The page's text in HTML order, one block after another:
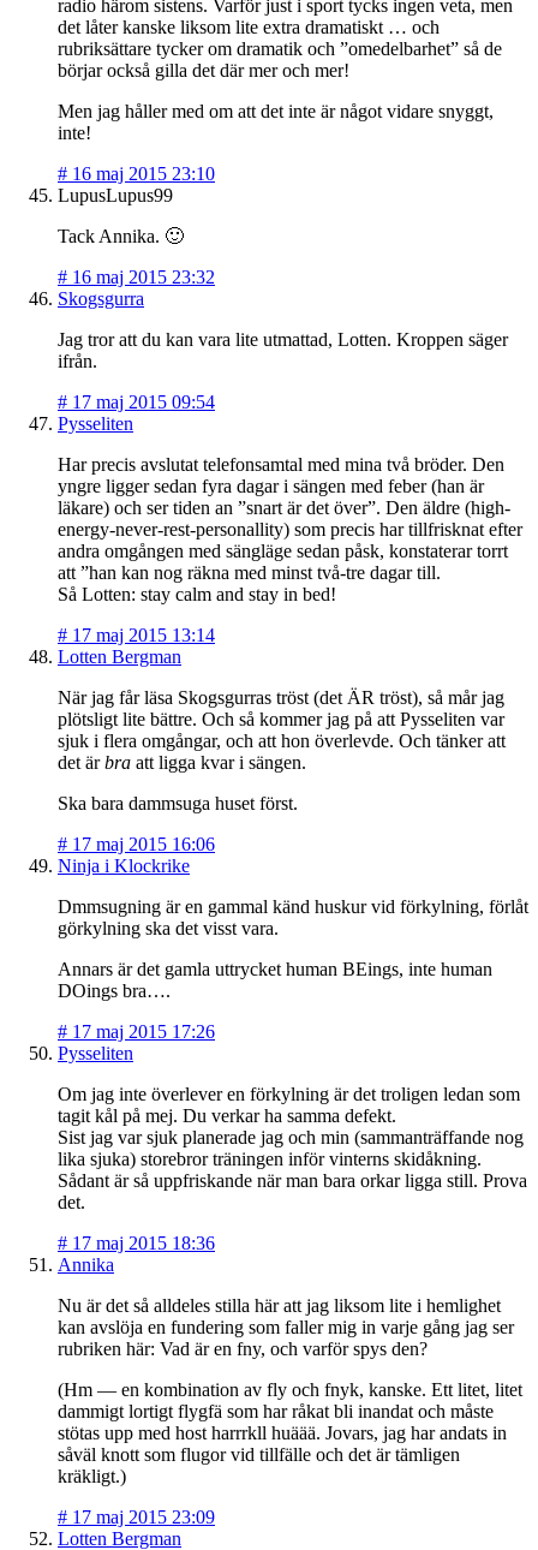
radio härom sistens. Varför just i sport tycks ingen veta, men
det låter kanske liksom lite extra dramatiskt … och
rubriksättare tycker om dramatik och ”omedelbarhet” så de
börjar också gilla det där mer och mer!
Men jag håller med om att det inte är något vidare snyggt,
inte!
# 16 maj 2015 23:10
LupusLupus99
Tack Annika. 🙂
# 16 maj 2015 23:32
Skogsgurra
Jag tror att du kan vara lite utmattad, Lotten. Kroppen säger
ifrån.
# 17 maj 2015 09:54
Pysseliten
Har precis avslutat telefonsamtal med mina två bröder. Den
yngre ligger sedan fyra dagar i sängen med feber (han är
läkare) och ser tiden an ”snart är det över”. Den äldre (high-
energy-never-rest-personallity) som precis har tillfrisknat efter
andra omgången med sängläge sedan påsk, konstaterar torrt
att ”han kan nog räkna med minst två-tre dagar till.
Så Lotten: stay calm and stay in bed!
# 17 maj 2015 13:14
Lotten Bergman
När jag får läsa Skogsgurras tröst (det ÄR tröst), så mår jag
plötsligt lite bättre. Och så kommer jag på att Pysseliten var
sjuk i flera omgångar, och att hon överlevde. Och tänker att
det ärbra att ligga kvar i sängen.
Ska bara dammsuga huset först.
# 17 maj 2015 16:06
Ninja i Klockrike
Dmmsugning är en gammal känd huskur vid förkylning, förlåt
görkylning ska det visst vara.
Annars är det gamla uttrycket human BEings, inte human
DOings bra….
# 17 maj 2015 17:26
Pysseliten
Om jag inte överlever en förkylning är det troligen ledan som
tagit kål på mej. Du verkar ha samma defekt.
Sist jag var sjuk planerade jag och min (sammanträffande nog
lika sjuka) storebror träningen inför vinterns skidåkning.
Sådant är så uppfriskande när man bara orkar ligga still. Prova
det.
# 17 maj 2015 18:36
Annika
Nu är det så alldeles stilla här att jag liksom lite i hemlighet
kan avslöja en fundering som faller mig in varje gång jag ser
rubriken här: Vad är en fny, och varför spys den?
(Hm — en kombination av fly och fnyk, kanske. Ett litet, litet
dammigt lortigt flygfä som har råkat bli inandat och måste
stötas upp med host harrrkll huäää. Jovars, jag har andats in
såväl knott som flugor vid tillfälle och det är tämligen
kräkligt.)
# 17 maj 2015 23:09
Lotten Bergman